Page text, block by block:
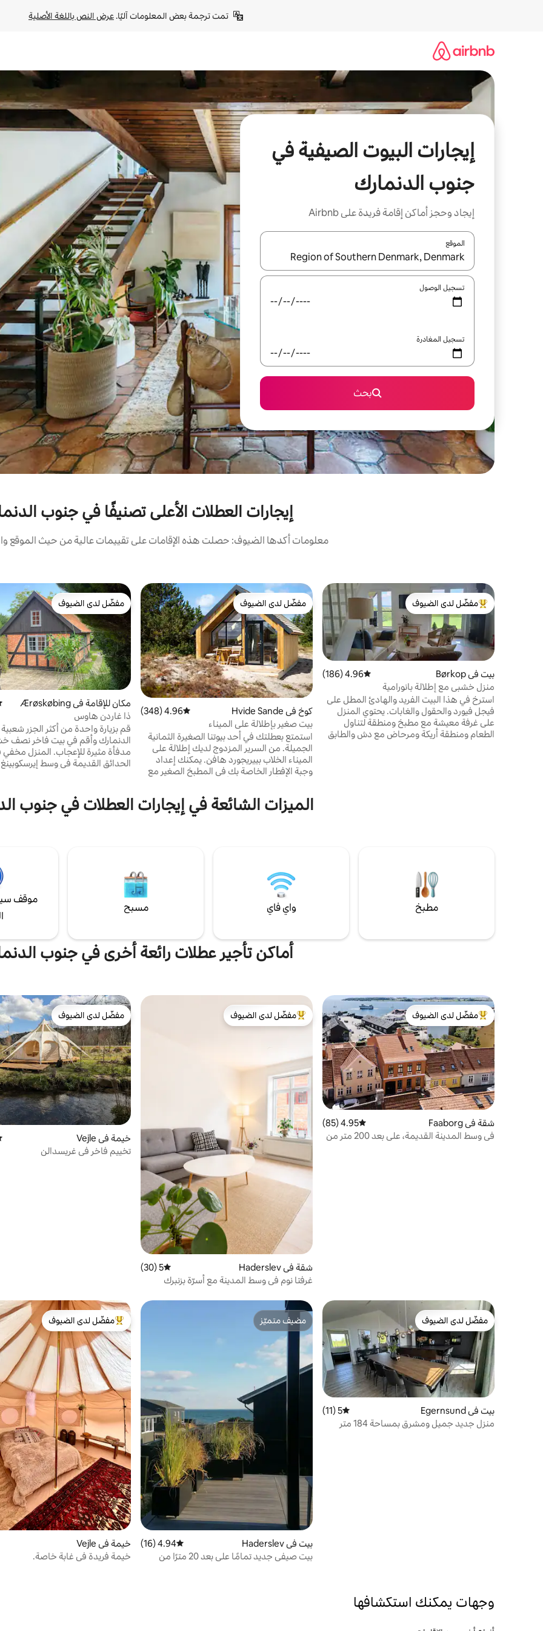
تمت ترجمة بعض المعلومات آليًا. عرض النص باللغة الأصلية
إيجارات البيوت الصيفية في
جنوب الدنمارك
إيجاد وحجز أماكن إقامة فريدة على Airbnb
الموقع
عند توفر النتائج، انتقل باستخدام السهمين لأعلى ولأسفل أو استكشف عن طريق اللمس أو السحب.
تسجيل الوصول
تسجيل المغادرة
بحث
إيجارات العطلات الأعلى تصنيفًا في جنوب
معلومات أكدها الضيوف: حصلت هذه الإقامات على تقييمات عالية من حيث الموقع
من أبرز البيوت المفضّلة لدى الضيوف
مفضّل لدى الضيوف
بيت في Børkop متوسط التقييم 4.96 من 5، 186 مراجعات
4.96 (186)
منزل خشبي مع إطلالة بانورامية
استرخ في هذا البيت الفريد والهادئ المطل على
فيجل فيورد والحقول والغابات. يحتوي المنزل
على غرفة معيشة مع مطبخ ومنطقة لتناول
الطعام ومنطقة أريكة ومرحاض مع دش والطابق
مفضّل لدى الضيوف
مفضّل لدى الضيوف
كوخ في Hvide Sande متوسط التقييم 4.96 من 5، 348 مراجعات
4.96 (348)
بيت صغير بإطلالة على الميناء
استمتع بعطلتك في أحد بيوتنا الصغيرة الثمانية
الجميلة. من السرير المزدوج لديك إطلالة على
الميناء الخلاب بييريجورد هافن. يمكنك إعداد
وجبة الإفطار الخاصة بك في المطبخ الصغير مع
الشمس مع القهوة الساخنة على البخار
لمشاهدة الآلاف من الطيور المهاجرة في محمية
مفضّل لدى الضيوف
مفضّل لدى الضيوف
مكان للإقامة في Ærøskøbing
ذا غاردن هاوس
قم بزيارة واحدة من أكثر الجزر
الدنمارك وأقم في بيت فاخر نصف
مدفأة مثيرة للإعجاب. المنزل
الحدائق القديمة في وسط
يونيو إلى 1 سبتمبر، تكون
الميزات الشائعة في إيجارات العطلات في جنوب
مطبخ واي فاي مسبح
موقف
أماكن تأجير عطلات رائعة أخرى في جنوب
من أبرز البيوت المفضّلة لدى الضيوف
مفضّل لدى الضيوف
شقة في Faaborg متوسط التقييم 4.95 من 5، 85 مراجعات
4.95 (85)
في وسط المدينة القديمة، على بعد 200 متر من
من أبرز البيوت المفضّلة لدى الضيوف
مفضّل لدى الضيوف
شقة في Haderslev متوسط التقييم 5 من 5، 30 مراجعات
5 (30)
غرفتا نوم في وسط المدينة مع أسرّة بزنبرك
مفضّل لدى الضيوف
مفضّل لدى الضيوف
خيمة في Vejle
تخييم فاخر في غريسدالن
مفضّل لدى الضيوف
مفضّل لدى الضيوف
بيت في Egernsund متوسط التقييم 5 من 5، 11 مراجعات
5 (11)
منزل جديد جميل ومشرق بمساحة 184 متر
مضيف متميّز
مضيف متميّز
بيت في Haderslev متوسط التقييم 4.94 من 5، 16 مراجعات
4.94 (16)
بيت صيفي جديد تمامًا على بعد 20 مترًا من
من أبرز البيوت المفضّلة لدى الضيوف
مفضّل لدى الضيوف
خيمة في Vejle
خيمة فريدة في غابة خاصة.
وجهات يمكنك استكشافها